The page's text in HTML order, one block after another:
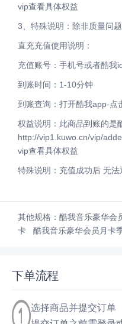
vip查看具体权益
3、特殊说明：除非质量问
直充充值使用说明：
充值账号：手机号或者酷我
到账时间：1-10分钟
到账查询：打开酷我app-点
权益说明：此商品到账的是
http://vip1.kuwo.cn/vip/
vip查看具体权益
特殊说明：充值成功后 无法
其他规格： 酷我音乐豪华会
卡
酷我音乐豪华会员月卡
下单流程
选择商品并提交订单